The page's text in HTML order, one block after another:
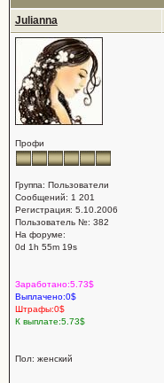
Julianna
Профи
Группа: Пользователи
Сообщений: 1 201
Регистрация: 5.10.2006
Пользователь №: 382
На форуме:
0d 1h 55m 19s
Заработано:5.73$
Выплачено:0$
Штрафы:0$
К выплате:5.73$
Пол: женский